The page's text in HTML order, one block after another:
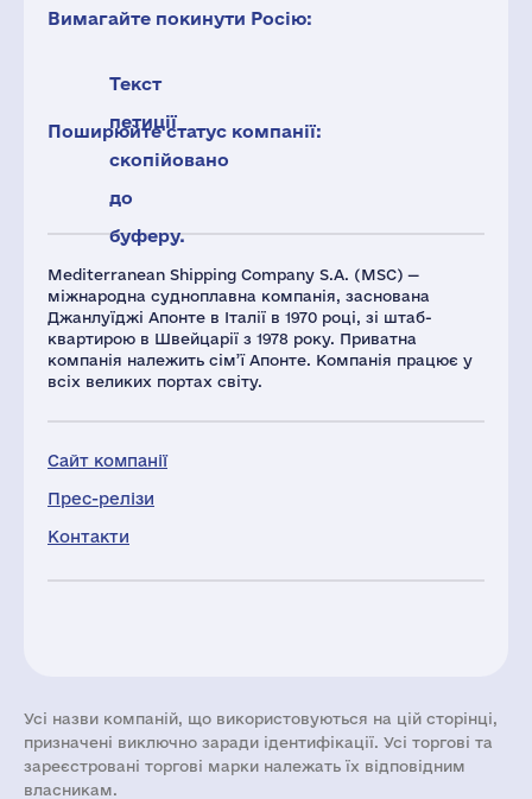
Mediterranean Shipping Company S.A. (MSC) —
міжнародна судноплавна компанія, заснована
Джанлуїджі Апонте в Італії в 1970 році, зі штаб-
квартирою в Швейцарії з 1978 року. Приватна
компанія належить сім’ї Апонте. Компанія працює у
всіх великих портах світу.
Сайт компанії
Прес-релізи
Контакти
Вимагайте покинути Росію:
Текст
петиції
скопійовано
до
буферу.
Поширюйте статус компанії:
Усі назви компаній, що використовуються на цій сторінці,
призначені виключно заради ідентифікації. Усі торгові та
зареєстровані торгові марки належать їх відповідним
власникам.